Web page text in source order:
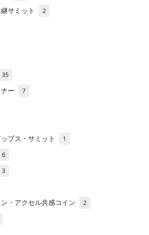
サミット 2
35
ー 7
プス・サミット 1
6
3
・アクセル共感コイン 2